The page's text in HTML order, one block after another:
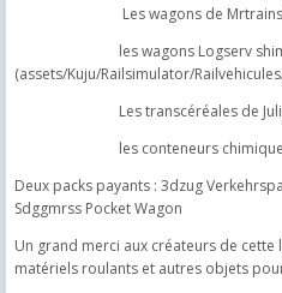
Les wagons de
les wagons Logserv
(assets/Kuju/Railsimulator/
Les transcéréales de Julien
les conteneurs chimiques et
Deux packs payants : 3dzug
Sdggmrss Pocket Wagon
Un grand merci aux créateurs de cette
matériels roulants et autres objets